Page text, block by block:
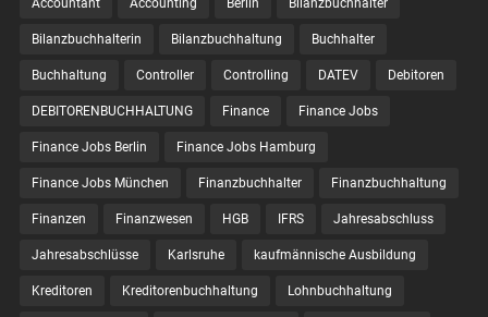
Bilanzbuchhalterin Bilanzbuchhaltung Buchhalter
Buchhaltung Controller Controlling DATEV Debitoren
DEBITORENBUCHHALTUNG Finance Finance Jobs
Finance Jobs Berlin Finance Jobs Hamburg
Finance Jobs München Finanzbuchhalter Finanzbuchhaltung
Finanzen Finanzwesen HGB IFRS Jahresabschluss
Jahresabschlüsse Karlsruhe kaufmännische Ausbildung
Kreditoren Kreditorenbuchhaltung Lohnbuchhaltung